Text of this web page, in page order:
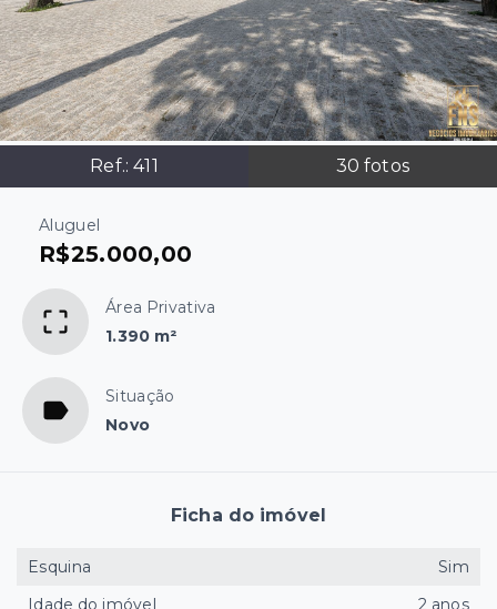
Ref.:411 30 fotos
Aluguel
R$25.000,00
Área Privativa
1.390 m²
Situação
Novo
Ficha do imóvel
Esquina
Sim
Idade do imóvel
2 anos